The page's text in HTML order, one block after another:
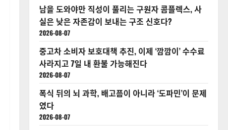
남을 도와야만 직성이 풀리는 구원자 콤플렉스, 사
실은 낮은 자존감이 보내는 구조 신호다?
2026-08-07
중고차 소비자 보호대책 추진, 이제 ‘깜깜이’ 수수료
사라지고 7일 내 환불 가능해진다
2026-08-07
폭식 뒤의 뇌 과학, 배고픔이 아니라 ‘도파민’이 문제
였다
2026-08-07